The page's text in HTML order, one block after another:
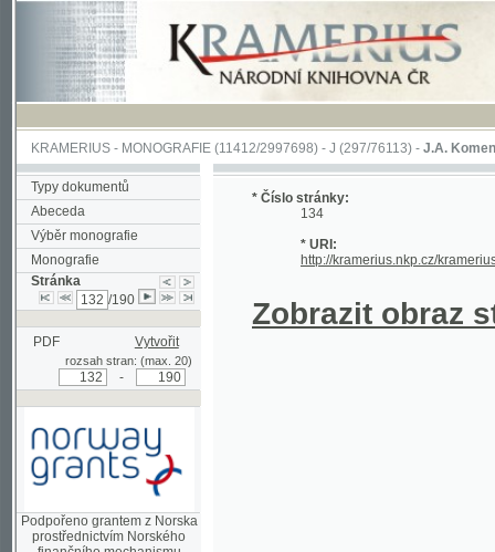
KRAMERIUS-MONOGRAFIE(11412/2997698) -J (297/76113)-J.A. Komenského
Typy dokumentů
Abeceda
Výběr monografie
Monografie
Stránka
/190
PDF Vytvořit
rozsah stran: (max. 20)
Podpořeno grantem z Norska
prostřednictvím Norského
* Číslo stránky:
134
* URI:
http://kramerius.nkp.cz/kramerius/